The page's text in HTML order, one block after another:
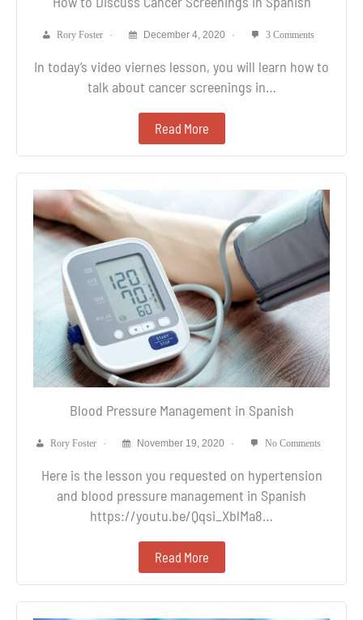
Rory Foster December 4, 2020 3 Comments
In today’s video viernes lesson, you will learn how to
talk about cancer screenings in…
Read More
Blood Pressure Management in Spanish
Rory Foster November 19, 2020 No Comments
Here is the lesson you requested on hypertension
and blood pressure management in Spanish
https://youtu.be/Qqsi_XblMa8…
Read More